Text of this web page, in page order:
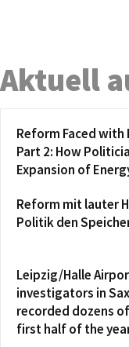
Aktuell
Reform Faced
Part 2: How
Expansion of
Reform mit lauter
Politik den
Leipzig/Halle
investigators in
recorded dozens
first half of the